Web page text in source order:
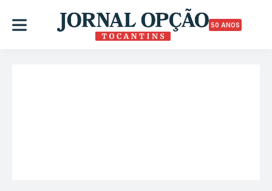
50 ANOS